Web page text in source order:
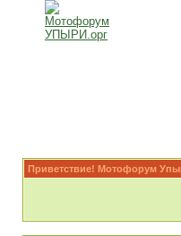
Приветствие! Мотофорум